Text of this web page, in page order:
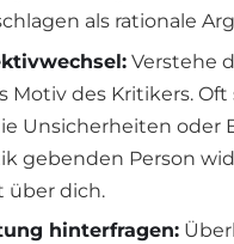
als rationale
Verstehe
Motiv des Kritikers.
Unsicherheiten oder
gebenden Person
über dich.
hinterfragen: